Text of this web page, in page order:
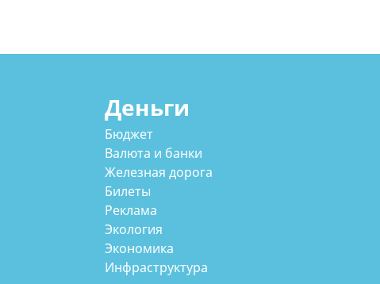
Деньги
Бюджет
Валюта и банки
Железная дорога
Билеты
Реклама
Экология
Экономика
Инфраструктура